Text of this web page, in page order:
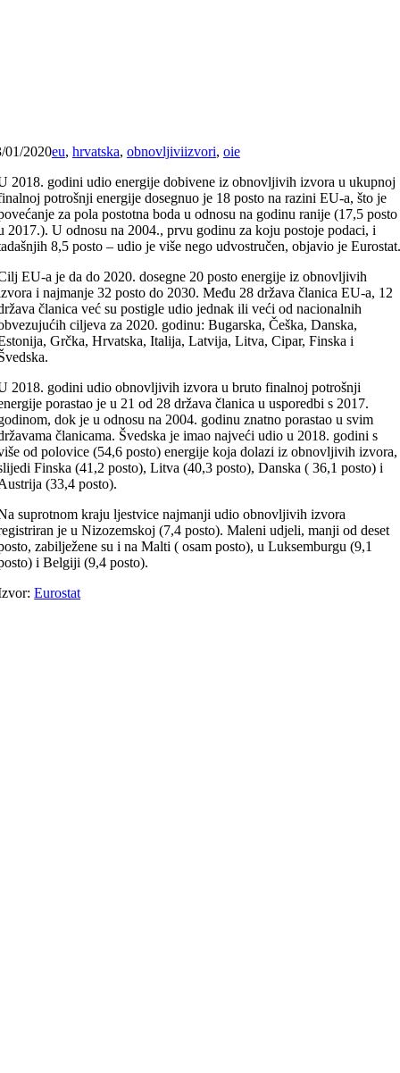
01/2020eu, hrvatska, obnovljiviizvori, oie
2018. godini udio energije dobivene iz obnovljivih izvora u ukupnoj
potrošnji energije dosegnuo je 18 posto na razini EU-a, što je
za pola postotna boda u odnosu na godinu ranije (17,5 posto
2017.). U odnosu na 2004., prvu godinu za koju postoje podaci, i
8,5 posto – udio je više nego udvostručen, objavio je
EU-a je da do 2020. dosegne 20 posto energije iz obnovljivih
i najmanje 32 posto do 2030. Među 28 država članica EU-a, 12
članica već su postigle udio jednak ili veći od nacionalnih
ciljeva za 2020. godinu: Bugarska, Češka, Danska,
Grčka, Hrvatska, Italija, Latvija, Litva, Cipar, Finska i
2018. godini udio obnovljivih izvora u bruto finalnoj potrošnji
porastao je u 21 od 28 država članica u usporedbi s 2017.
dok je u odnosu na 2004. godinu znatno porastao u svim
članicama. Švedska je imao najveći udio u 2018. godini s
od polovice (54,6 posto) energije koja dolazi iz obnovljivih izvora,
Finska (41,2 posto), Litva (40,3 posto), Danska ( 36,1 posto) i
(33,4 posto).
suprotnom kraju ljestvice najmanji udio obnovljivih izvora
je u Nizozemskoj (7,4 posto). Maleni udjeli, manji od deset
zabilježene su i na Malti ( osam posto), u Luksemburgu (9,1
i Belgiji (9,4 posto).
Eurostat